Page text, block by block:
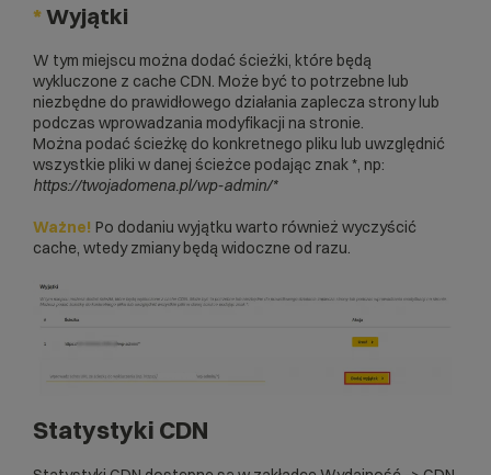
*Wyjątki
W tym miejscu można dodać ścieżki, które będą
wykluczone z cache CDN. Może być to potrzebne lub
niezbędne do prawidłowego działania zaplecza strony lub
podczas wprowadzania modyfikacji na stronie.
Można podać ścieżkę do konkretnego pliku lub uwzględnić
wszystkie pliki w danej ścieżce podając znak *, np:
https://twojadomena.pl/wp-admin/*
Ważne! Po dodaniu wyjątku warto również wyczyścić
cache, wtedy zmiany będą widoczne od razu.
Statystyki CDN